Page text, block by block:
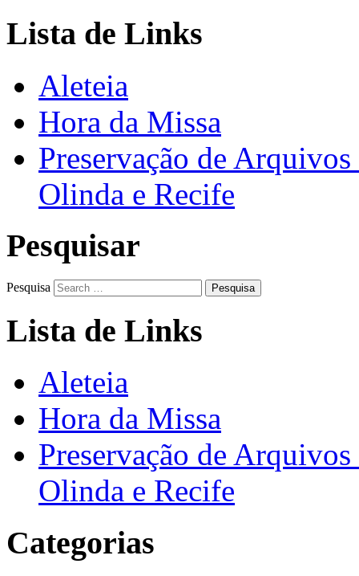
Lista de Links
Aleteia
Hora da Missa
Preservação de
Olinda e Recife
Pesquisar
Pesquisa
Lista de Links
Aleteia
Hora da Missa
Preservação de
Olinda e Recife
Categorias